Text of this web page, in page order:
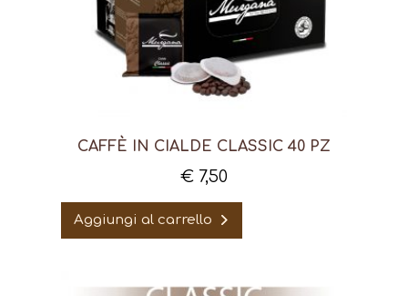
CAFFÈ IN CIALDE CLASSIC 40 PZ
€ 7,50
Aggiungi al carrello